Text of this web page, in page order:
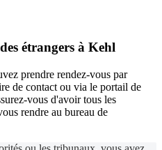
étrangers à Kehl
prendre rendez-vous par
de contact ou via le portail de
vous d'avoir tous les
rendre au bureau de